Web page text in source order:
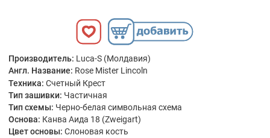
Производитель: Luca-S (Молдавия)
Англ. Название: Rose Mister Lincoln
Техника: Счетный Крест
Тип зашивки: Частичная
Тип схемы: Черно-белая символьная схема
Основа: Канва Аида 18 (Zweigart)
Цвет основы: Слоновая кость